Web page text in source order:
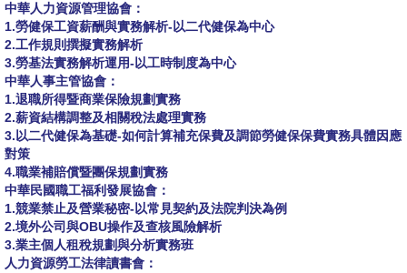
中華人力資源管理協會：
1.勞健保工資薪酬與實務解析-以二代健保為中心
2.工作規則撰擬實務解析
3.勞基法實務解析運用-以工時制度為中心
中華人事主管協會：
1.退職所得暨商業保險規劃實務
2.薪資結構調整及相關稅法處理實務
3.以二代健保為基礎-如何計算補充保費及調節勞健保保費實務具體因應
對策
4.職業補賠償暨團保規劃實務
中華民國職工福利發展協會：
1.競業禁止及營業秘密-以常見契約及法院判決為例
2.境外公司與OBU操作及查核風險解析
3.業主個人租稅規劃與分析實務班
人力資源勞工法律讀書會：